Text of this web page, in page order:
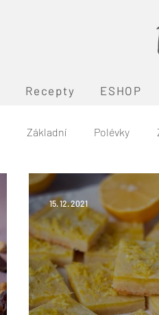
Recepty ESHOP
Základní Polévky
Program Whole30
15. 12. 2021